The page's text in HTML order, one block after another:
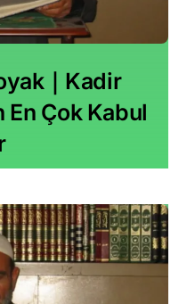
｜Kadir
En Çok Kabul